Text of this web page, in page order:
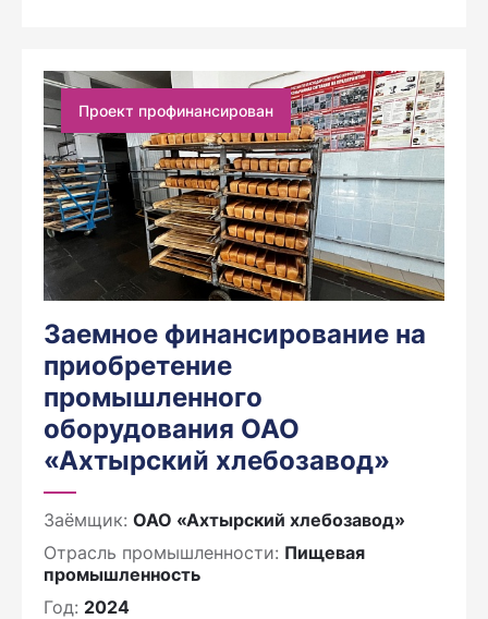
Проект профинансирован
Заемное финансирование на
приобретение
промышленного
оборудования ОАО
«Ахтырский хлебозавод»
Заёмщик: ОАО «Ахтырский хлебозавод»
Отрасль промышленности: Пищевая
промышленность
Год: 2024